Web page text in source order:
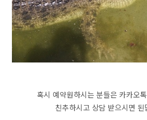
혹시 예약원하시는 분들은 카카
친추하시고 상담 받으시면 된